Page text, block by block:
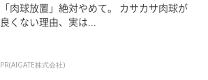
「肉球放置」絶対やめて。 カサカサ肉球が
良くない理由、実は...
PR(AIGATE株式会社)